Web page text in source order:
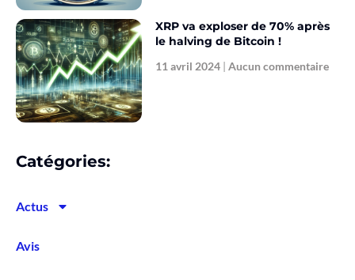
XRP va exploser de 70% après
le halving de Bitcoin !
11 avril 2024 Aucun commentaire
Catégories:
Actus
Avis